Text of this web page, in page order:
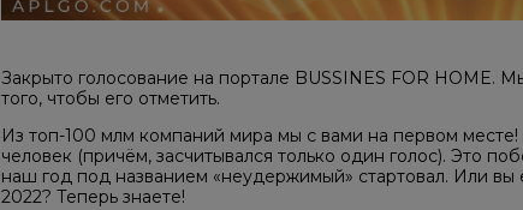
Закрыто голосование на портале BUSSINES FOR HOME.
того, чтобы его отметить.
Из топ-100 млм компаний мира мы с вами на первом
человек (причём, засчитывался только один голос). Это
наш год под названием «неудержимый» стартовал. Или
2022? Теперь знаете!